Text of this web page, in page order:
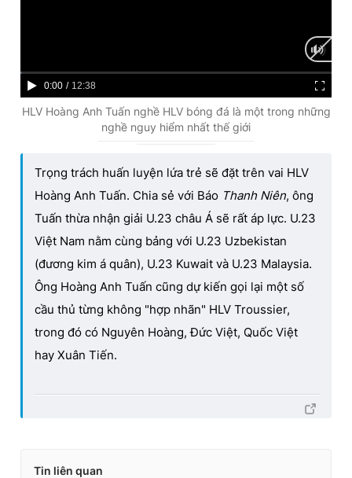
C
u
e
n
T
0:00 / D
u
t
12:38
HLV Hoàng Anh Tuấn nghề HLV bóng đá là một trong những
nghề nguy hiểm nhất thế giới
Trọng trách huấn luyện lứa trẻ sẽ đặt trên vai HLV
Hoàng Anh Tuấn. Chia sẻ với Báo Thanh Niên, ông
Tuấn thừa nhận giải U.23 châu Á sẽ rất áp lực. U.23
Việt Nam nằm cùng bảng với U.23 Uzbekistan
(đương kim á quân), U.23 Kuwait và U.23 Malaysia.
Ông Hoàng Anh Tuấn cũng dự kiến gọi lại một số
cầu thủ từng không "hợp nhãn" HLV Troussier,
trong đó có Nguyên Hoàng, Đức Việt, Quốc Việt
hay Xuân Tiến.
Tin liên quan